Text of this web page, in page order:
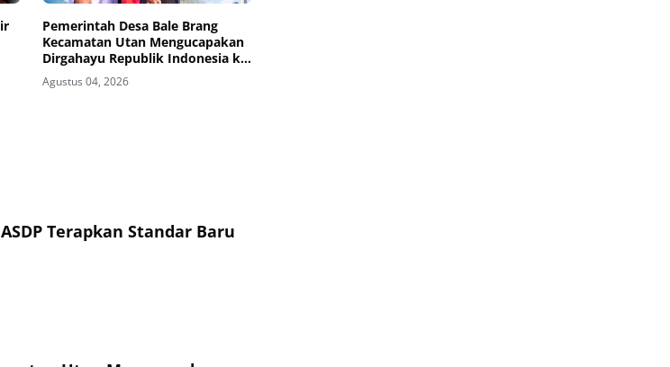
Pemerintah Desa Bale Brang
Kecamatan Utan Mengucapakan
Dirgahayu Republik Indonesia ke-
81
Agustus 04, 2026
Terapkan Standar Baru